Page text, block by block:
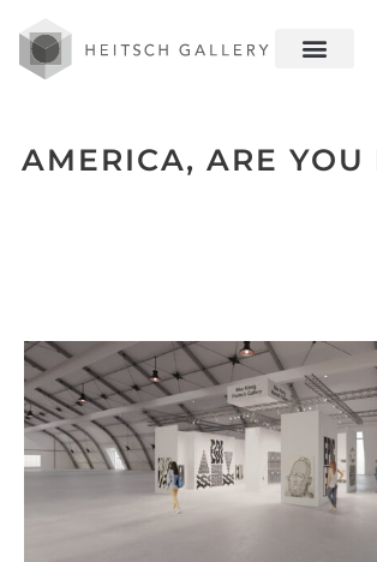
AMERICA, ARE YOU